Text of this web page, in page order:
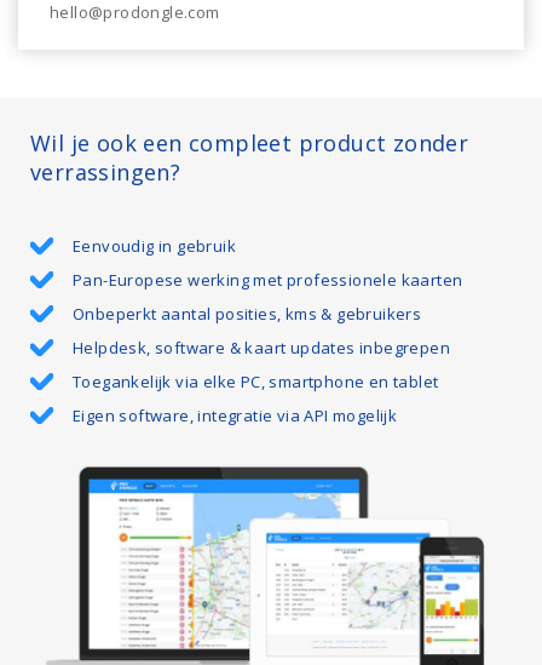
hello@prodongle.com
Wil je ook een compleet product zonder
verrassingen?
Eenvoudig in gebruik
Pan-Europese werking met professionele kaarten
Onbeperkt aantal posities, kms & gebruikers
Helpdesk, software & kaart updates inbegrepen
Toegankelijk via elke PC, smartphone en tablet
Eigen software, integratie via API mogelijk